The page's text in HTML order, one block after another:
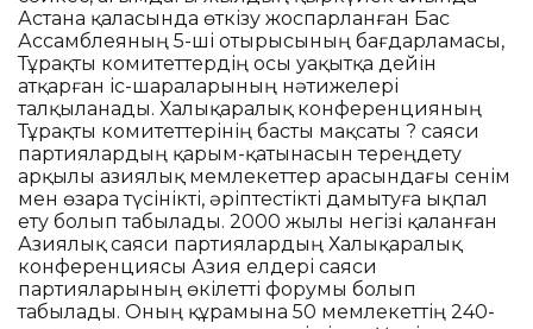
Астана қаласында өткізу жоспарланған Бас
Ассамблеяның 5-ші отырысының бағдарламасы,
Тұрақты комитеттердің осы уақытқа дейін
атқарған іс-шараларының нәтижелері
талқыланады. Халықаралық конференцияның
Тұрақты комитеттерінің басты мақсаты ? саяси
партиялардың қарым-қатынасын тереңдету
арқылы азиялық мемлекеттер арасындағы сенім
мен өзара түсінікті, әріптестікті дамытуға ықпал
ету болып табылады. 2000 жылы негізі қаланған
Азиялық саяси партиялардың Халықаралық
конференциясы Азия елдері саяси
партияларының өкілетті форумы болып
табылады. Оның құрамына 50 мемлекеттің 240-